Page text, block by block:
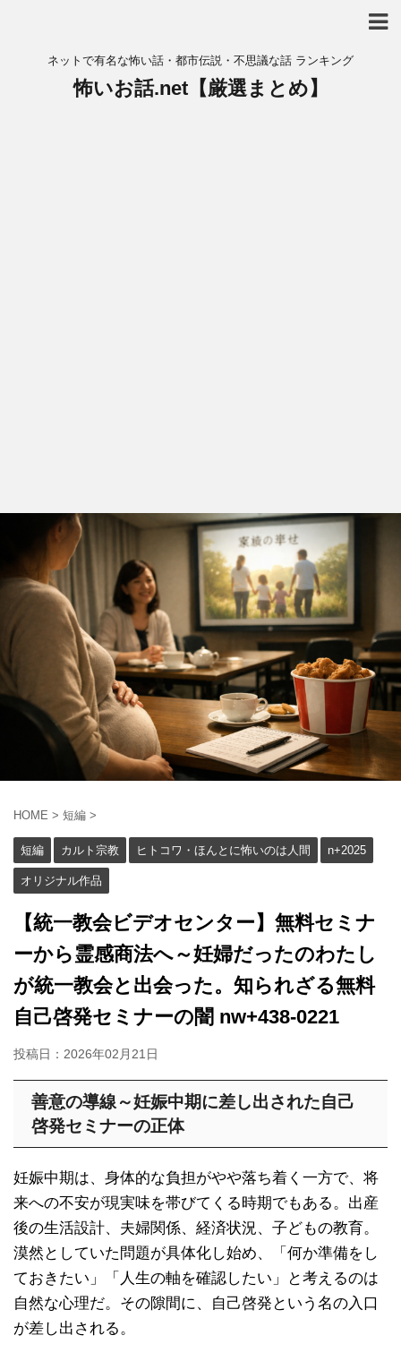
ネットで有名な怖い話・都市伝説・不思議な話 ランキング
怖いお話.net【厳選まとめ】
HOME > 短編 >
短編 カルト宗教 ヒトコワ・ほんとに怖いのは人間 n+2025
オリジナル作品
【統一教会ビデオセンター】無料セミナ
ーから霊感商法へ～妊婦だったのわたし
が統一教会と出会った。知られざる無料
自己啓発セミナーの闇 nw+438-0221
投稿日： 2026年02月21日
善意の導線～妊娠中期に差し出された自己
啓発セミナーの正体
妊娠中期は、身体的な負担がやや落ち着く一方で、将
来への不安が現実味を帯びてくる時期でもある。出産
後の生活設計、夫婦関係、経済状況、子どもの教育。
漠然としていた問題が具体化し始め、「何か準備をし
ておきたい」「人生の軸を確認したい」と考えるのは
自然な心理だ。その隙間に、自己啓発という名の入口
が差し出される。